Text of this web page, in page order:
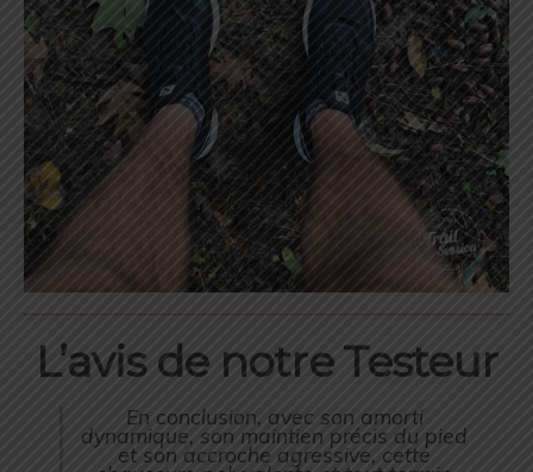
L’avis de notre Testeur
En conclusion, avec son amorti
dynamique, son maintien précis du pied
et son accroche agressive, cette